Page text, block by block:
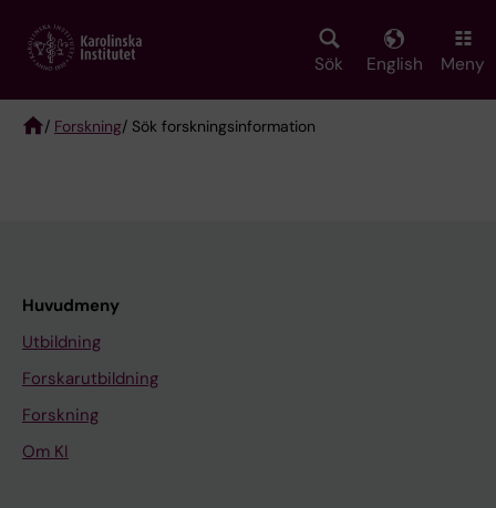
main
Sök English Meny
/ Forskning/ Sök forskningsinformation
Huvudmeny
Utbildning
Forskarutbildning
Forskning
Om KI